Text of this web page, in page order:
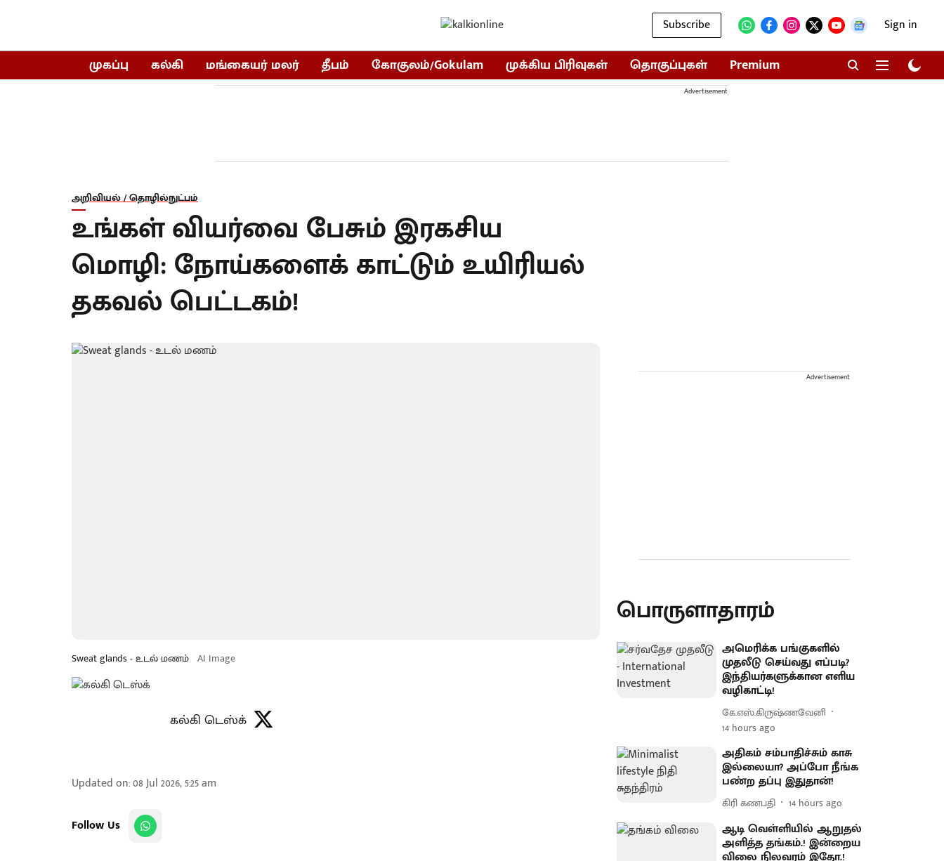
Subscribe Sign in
முகப்பு கல்கி மங்கையர் மலர் தீபம் கோகுலம்/Gokulam முக்கிய பிரிவுகள் தொகுப்புகள் Premium
Advertisement
அறிவியல் / தொழில்நுட்பம்
உங்கள் வியர்வை பேசும் இரகசிய
மொழி: நோய்களைக் காட்டும் உயிரியல்
தகவல் பெட்டகம்!
Sweat glands - உடல் மணம் AI Image
கல்கி டெஸ்க்
Updated on:08 Jul 2026, 5:25 am
Follow Us
Advertisement
பொருளாதாரம்
அமெரிக்க பங்குகளில்
முதலீடு செய்வது எப்படி?
இந்தியர்களுக்கான எளிய
வழிகாட்டி!
கே.எஸ்.கிருஷ்ணவேனி
14 hours ago
அதிகம் சம்பாதிச்சும் காசு
இல்லையா? அப்போ நீங்க
பண்ற தப்பு இதுதான்!
கிரி கணபதி 14 hours ago
ஆடி வெள்ளியில் ஆறுதல்
அளித்த தங்கம்.! இன்றைய
விலை நிலவரம் இதோ.!